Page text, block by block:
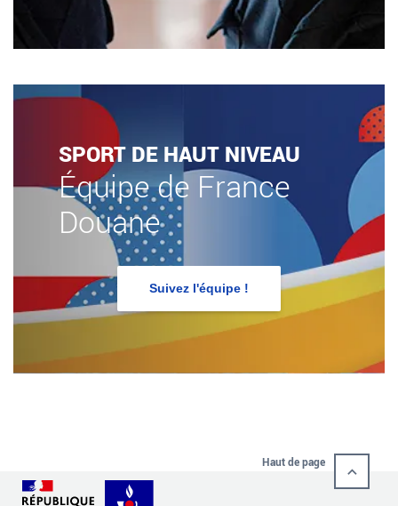
SPORT DE HAUT NIVEAU
Équipe de France
Douane
Suivez l'équipe !
Haut de page